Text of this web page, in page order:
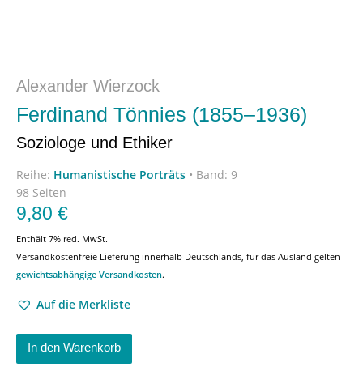
Alexander Wierzock
Ferdinand Tönnies (1855–1936)
Soziologe und Ethiker
Reihe: Humanistische Porträts • Band: 9
98 Seiten
9,80 €
Enthält 7% red. MwSt.
Versandkostenfreie Lieferung innerhalb Deutschlands, für das Ausland gelten
gewichtsabhängige Versandkosten.
Auf die Merkliste
In den Warenkorb